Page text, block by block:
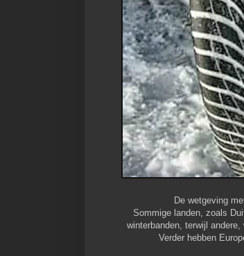
De wetgeving
Sommige landen, zoals
winterbanden, terwijl
Verder hebben